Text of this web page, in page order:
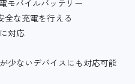
モバイルバッテリー
な充電を行える
対応
少ないデバイスにも対応可能